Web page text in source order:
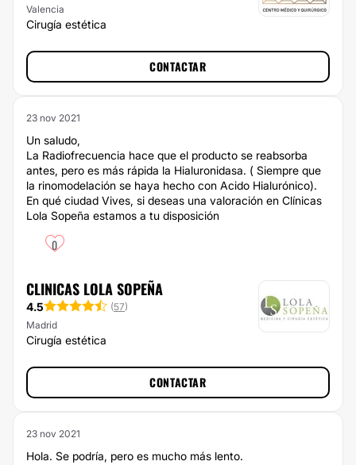
Valencia
Cirugía estética
CONTACTAR
23 nov 2021
Un saludo,
La Radiofrecuencia hace que el producto se reabsorba
antes, pero es más rápida la Hialuronidasa. ( Siempre que
la rinomodelación se haya hecho con Acido Hialurónico).
En qué ciudad Vives, si deseas una valoración en Clínicas
Lola Sopeña estamos a tu disposición
0
CLINICAS LOLA SOPEÑA
4.5 (57)
Madrid
Cirugía estética
CONTACTAR
23 nov 2021
Hola. Se podría, pero es mucho más lento.